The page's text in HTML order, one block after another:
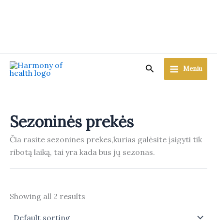
content
Search Meniu
Sezoninės prekės
Čia rasite sezonines prekes,kurias galėsite įsigyti tik
ribotą laiką, tai yra kada bus jų sezonas.
Showing all 2 results